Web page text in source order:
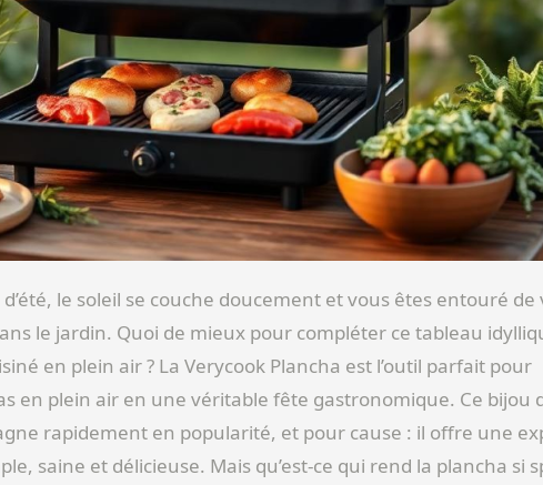
le soleil se couche doucement et vous êtes entouré de
le jardin. Quoi de mieux pour compléter ce tableau
en plein air ? La Verycook Plancha est l’outil parfait pour
en plein air en une véritable fête gastronomique. Ce bijou
rapidement en popularité, et pour cause : il offre une
saine et délicieuse. Mais qu’est-ce qui rend la plancha si